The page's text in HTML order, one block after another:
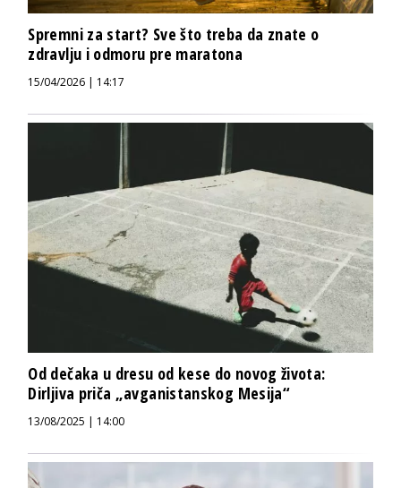
Spremni za start? Sve što treba da znate o
zdravlju i odmoru pre maratona
15/04/2026 | 14:17
Od dečaka u dresu od kese do novog života:
Dirljiva priča „avganistanskog Mesija“
13/08/2025 | 14:00